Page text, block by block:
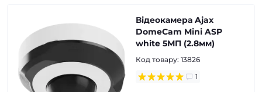
Відеокамера Ajax
DomeCam Mini ASP
white 5МП (2.8мм)
Код товару: 13826
1